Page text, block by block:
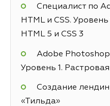
Специалист по
HTML и CSS.
HTML 5 и СSS 3
Adobe Photoshop
Уровень 1.
Создание
«Тильда»